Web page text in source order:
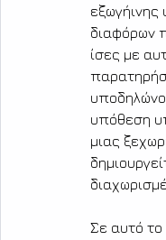
εξωγήινης
διαφόρων
ίσες με
υπόθεση
μιας
Σε αυτό